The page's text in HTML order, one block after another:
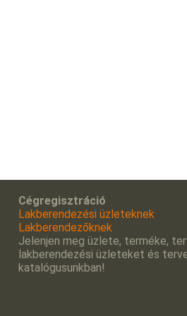
Cégregisztráció
Lakberendezési üzleteknek
Lakberendezőknek
Jelenjen meg üzlete, terméke,
lakberendezési üzleteket és
katalógusunkban!